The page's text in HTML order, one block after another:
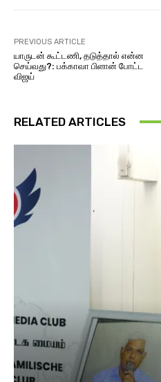
PREVIOUS ARTICLE
யாருடன் கூட்டணி, தடுத்தால் என்ன
செய்வது?: பக்காவா பிளான் போட்ட
விஜய்
RELATED ARTICLES